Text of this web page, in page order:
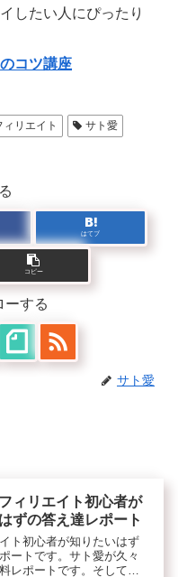
したい人にぴったり
コツ講座
リエイト
サト愛
はてブ
コピー
ーする
サト愛
ィリエイト初心者が
ずの答え達レポート
ト初心者が知りたいはず
ートです。サト愛が久々
レポートです。そしてな